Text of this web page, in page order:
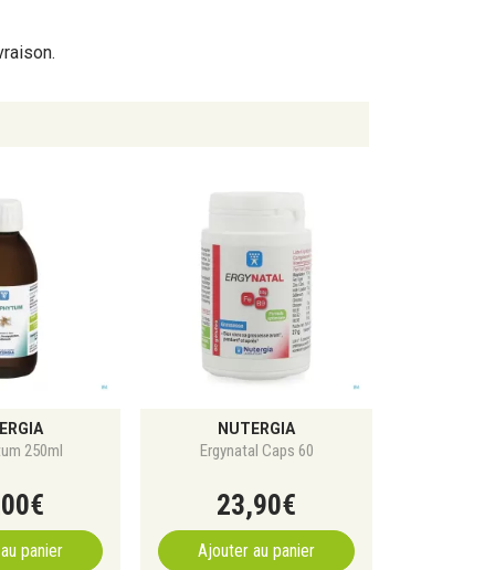
250ml
00€
panier
NUTERGIA
Ergynatal Caps 60
23,90€
Ajouter au panier